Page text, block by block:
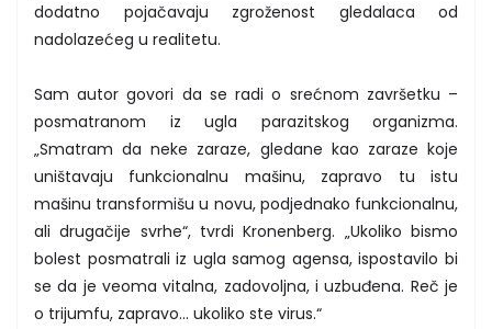
dodatno pojačavaju zgroženost gledalaca od
nadolazećeg u realitetu.
Sam autor govori da se radi o srećnom završetku –
posmatranom iz ugla parazitskog organizma.
„Smatram da neke zaraze, gledane kao zaraze koje
uništavaju funkcionalnu mašinu, zapravo tu istu
mašinu transformišu u novu, podjednako funkcionalnu,
ali drugačije svrhe“, tvrdi Kronenberg. „Ukoliko bismo
bolest posmatrali iz ugla samog agensa, ispostavilo bi
se da je veoma vitalna, zadovoljna, i uzbuđena. Reč je
o trijumfu, zapravo... ukoliko ste virus.“